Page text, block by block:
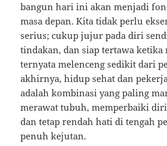
bangun hari ini akan menjadi
masa depan. Kita tidak perlu
serius; cukup jujur pada diri
tindakan, dan siap tertawa ketika
ternyata melenceng sedikit dari
akhirnya, hidup sehat dan
adalah kombinasi yang paling
merawat tubuh, memperbaiki
dan tetap rendah hati di tengah
penuh kejutan.